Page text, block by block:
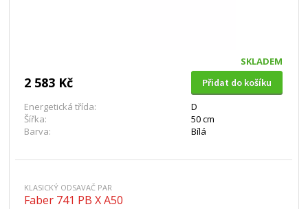
SKLADEM
2 583 Kč
Přidat do košíku
Energetická třída:
D
Šířka:
50 cm
Barva:
Bílá
KLASICKÝ ODSAVAČ PAR
Faber 741 PB X A50